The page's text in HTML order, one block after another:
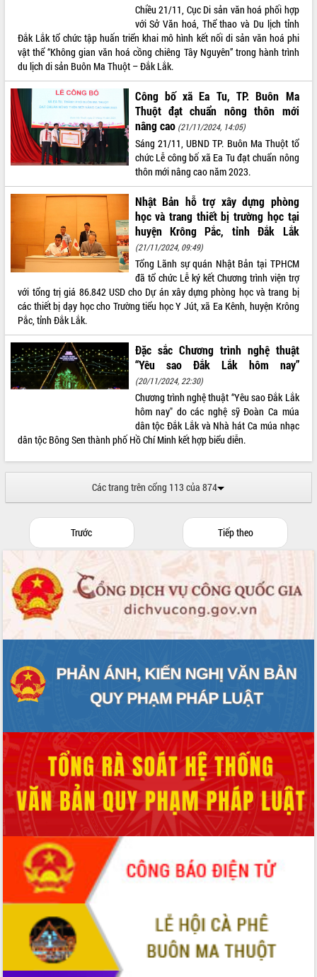
Tất cả: 66003200
Chiều 21/11, Cục Di sản văn hoá phối hợp
với Sở Văn hoá, Thể thao và Du lịch tỉnh
Đắk Lắk tổ chức tập huấn triển khai mô hình kết nối di sản văn hoá phi
vật thể “Không gian văn hoá cồng chiêng Tây Nguyên” trong hành trình
du lịch di sản Buôn Ma Thuột – Đắk Lắk.
Công bố xã Ea Tu, TP. Buôn Ma
Thuột đạt chuẩn nông thôn mới
nâng cao (21/11/2024, 14:05)
Sáng 21/11, UBND TP. Buôn Ma Thuột tổ
chức Lễ công bố xã Ea Tu đạt chuẩn nông
thôn mới nâng cao năm 2023.
Nhật Bản hỗ trợ xây dựng phòng
học và trang thiết bị trường học tại
huyện Krông Pắc, tỉnh Đắk Lắk
(21/11/2024, 09:49)
Tổng Lãnh sự quán Nhật Bản tại TPHCM
đã tổ chức Lễ ký kết Chương trình viện trợ
với tổng trị giá 86.842 USD cho Dự án xây dựng phòng học và trang bị
các thiết bị dạy học cho Trường tiểu học Y Jút, xã Ea Kênh, huyện Krông
Pắc, tỉnh Đắk Lắk.
Đặc sắc Chương trình nghệ thuật
“Yêu sao Đắk Lắk hôm nay”
(20/11/2024, 22:30)
Chương trình nghệ thuật “Yêu sao Đắk Lắk
hôm nay" do các nghệ sỹ Đoàn Ca múa
dân tộc Đắk Lắk và Nhà hát Ca múa nhạc
dân tộc Bông Sen thành phố Hồ Chí Minh kết hợp biểu diễn.
Các trang trên cổng 113 của 874
Trước Tiếp theo